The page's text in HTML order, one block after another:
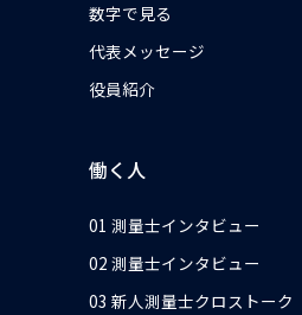
数字で見る
代表メッセージ
役員紹介
働く人
01 測量士インタビュー
02 測量士インタビュー
03 新人測量士クロストーク